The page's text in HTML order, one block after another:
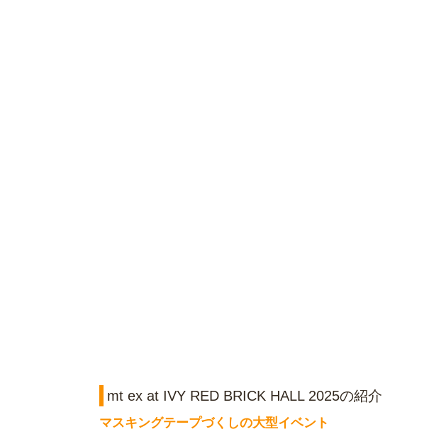
mt ex at IVY RED BRICK HALL 2025の紹介
マスキングテープづくしの大型イベント